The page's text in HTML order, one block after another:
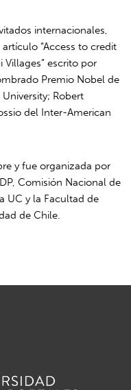
internacionales,
“Access to credit
escrito por
Premio Nobel de
Robert
del Inter-American
y fue organizada por
Comisión Nacional de
UC y la Facultad de
de Chile.